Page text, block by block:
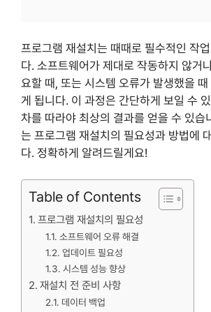
프로그램 재설치는 때때로 필수적인 작
다. 소프트웨어가 제대로 작동하지 않거
요할 때, 또는 시스템 오류가 발생했을
게 됩니다. 이 과정은 간단하게 보일 수
차를 따라야 최상의 결과를 얻을 수 있습
는 프로그램 재설치의 필요성과 방법에
다. 정확하게 알려드릴게요!
Table of Contents
프로그램 재설치의 필요성
소프트웨어 오류 해결
업데이트 필요성
시스템 성능 향상
재설치 전 준비 사항
데이터 백업